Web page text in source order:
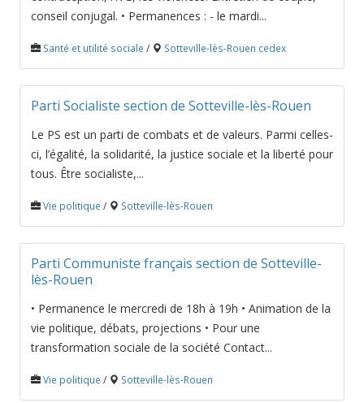
conseil conjugal. • Permanences : - le mardi...
Santé et utilité sociale / Sotteville-lès-Rouen cedex
Parti Socialiste section de Sotteville-lès-Rouen
Le PS est un parti de combats et de valeurs. Parmi celles-
ci, l’égalité, la solidarité, la justice sociale et la liberté pour
tous. Être socialiste,...
Vie politique / Sotteville-lès-Rouen
Parti Communiste français section de Sotteville-
lès-Rouen
• Permanence le mercredi de 18h à 19h • Animation de la
vie politique, débats, projections • Pour une
transformation sociale de la société Contact...
Vie politique / Sotteville-lès-Rouen